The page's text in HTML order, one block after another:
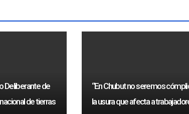
Deliberante de
de tierras
“En Chubut no seremos
la usura que afecta a